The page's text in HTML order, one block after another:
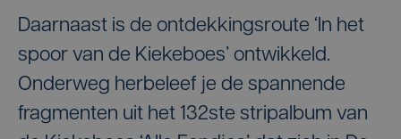
Daarnaast is de ontdekkingsroute ‘In het
spoor van de Kiekeboes’ ontwikkeld.
Onderweg herbeleef je de spannende
fragmenten uit het 132ste stripalbum van